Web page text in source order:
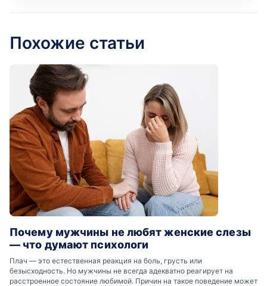
Похожие статьи
Почему мужчины не любят женские слезы
— что думают психологи
Плач — это естественная реакция на боль, грусть или
безысходность. Но мужчины не всегда адекватно реагирует на
расстроенное состояние любимой. Причин на такое поведение может